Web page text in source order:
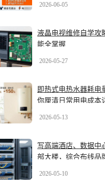
2026-06-05
液晶电视维修自学攻
能全掌握
2026-05-27
即热式电热水器耗电
你厘清日常用电成本
2026-05-13
写高端酒店、数据中
部大楼，综合布线品
2026-05-10